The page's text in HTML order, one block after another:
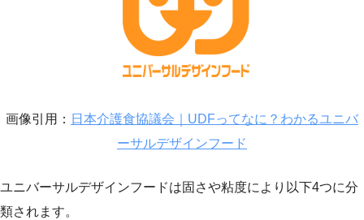
画像引用： 日本介護食協議会｜UDFってなに？わかるユニバ
ーサルデザインフード
ユニバーサルデザインフードは固さや粘度により以下4つに分
類されます。